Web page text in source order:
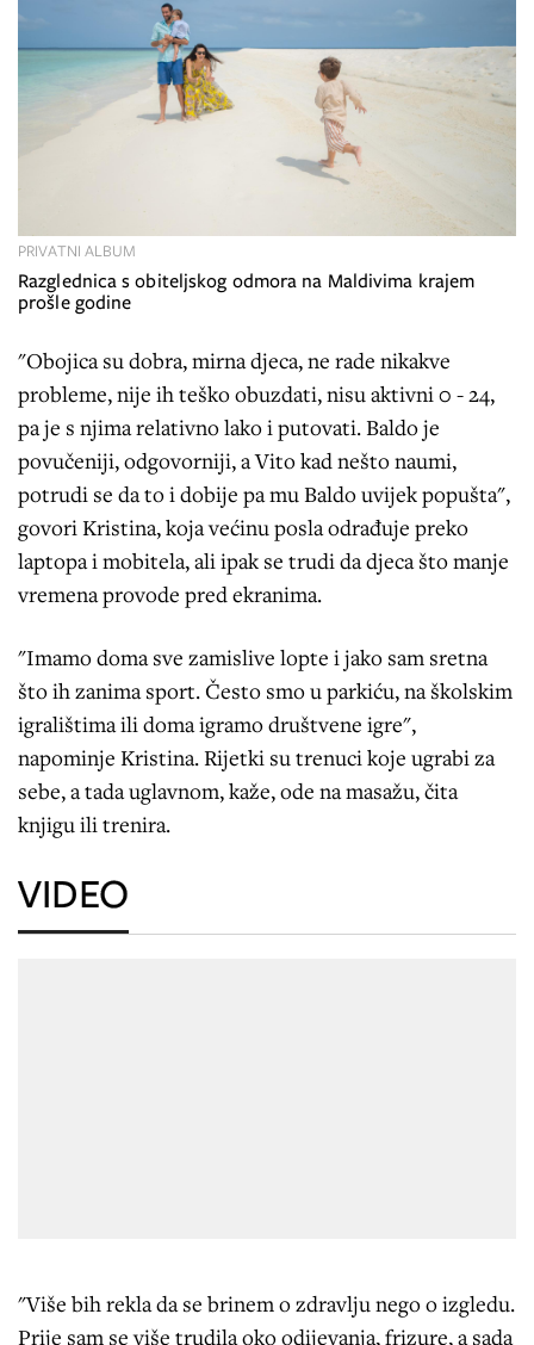
Razglednica s obiteljskog odmora na Maldivima krajem
prošle godine
PRIVATNI ALBUM
"Obojica su dobra, mirna djeca, ne rade nikakve
probleme, nije ih teško obuzdati, nisu aktivni 0 - 24,
pa je s njima relativno lako i putovati. Baldo je
povučeniji, odgovorniji, a Vito kad nešto naumi,
potrudi se da to i dobije pa mu Baldo uvijek popušta",
govori Kristina, koja većinu posla odrađuje preko
laptopa i mobitela, ali ipak se trudi da djeca što manje
vremena provode pred ekranima.
"Imamo doma sve zamislive lopte i jako sam sretna
što ih zanima sport. Često smo u parkiću, na školskim
igralištima ili doma igramo društvene igre",
napominje Kristina. Rijetki su trenuci koje ugrabi za
sebe, a tada uglavnom, kaže, ode na masažu, čita
knjigu ili trenira.
VIDEO
"Više bih rekla da se brinem o zdravlju nego o izgledu.
Prije sam se više trudila oko odijevanja, frizure, a sada